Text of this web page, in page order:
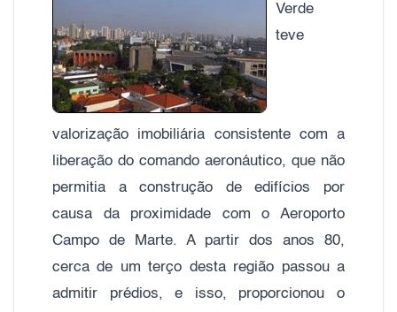
Verde
teve
valorização imobiliária consistente com a
liberação do comando aeronáutico, que não
permitia a construção de edifícios por
causa da proximidade com o Aeroporto
Campo de Marte. A partir dos anos 80,
cerca de um terço desta região passou a
admitir prédios, e isso, proporcionou o